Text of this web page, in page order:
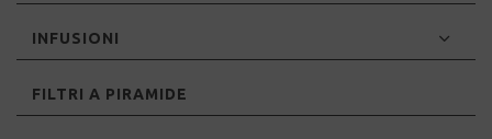
INFUSIONI
FILTRI A PIRAMIDE